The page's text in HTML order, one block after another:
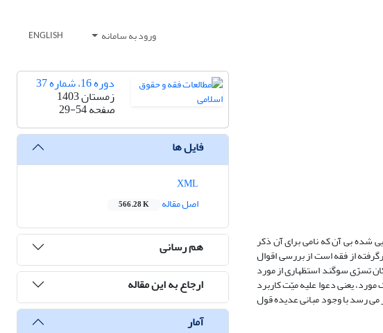
ورود به سامانه ENGLISH
و ماده 278 قانون آیین دادرسی مدنی، شناسایی شده بی آن که نامی برای آن ذکر
از فقه است از بررسی اقوال
تسرّی سوگند استظهاری از مورد
یعنی دعوا علیه میّت کاربرد
رسد با وجود مبانی عدیده قول
دوره 16، شماره 37
زمستان 1403
صفحه29-54
فایل ها
اصل مقاله
566.28 K
هم رسانی
ارجاع به این مقاله
آمار